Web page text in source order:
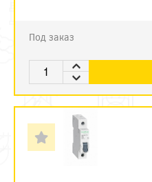
Под заказ